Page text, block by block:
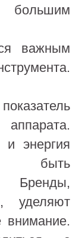
большим
важным
и энергия
быть
Бренды,
уделяют
внимание.